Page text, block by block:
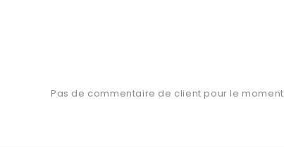
Pas de commentaire de client pour le moment